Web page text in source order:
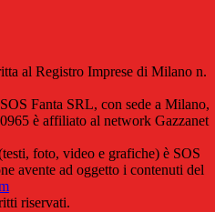
al Registro Imprese di Milano n.
Fanta SRL, con sede a Milano,
è affiliato al network Gazzanet
foto, video e grafiche) è SOS
avente ad oggetto i contenuti del
riservati.